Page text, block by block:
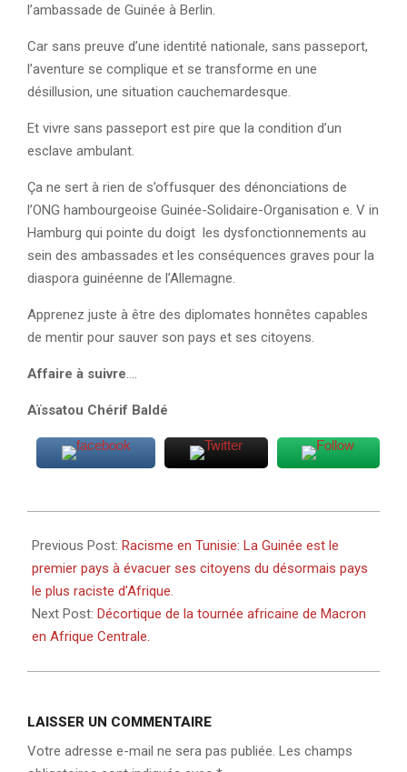
l’ambassade de Guinée à Berlin.
Car sans preuve d’une identité nationale, sans passeport,
l’aventure se complique et se transforme en une
désillusion, une situation cauchemardesque.
Et vivre sans passeport est pire que la condition d’un
esclave ambulant.
Ça ne sert à rien de s’offusquer des dénonciations de
l’ONG hambourgeoise Guinée-Solidaire-Organisation e. V in
Hamburg qui pointe du doigt les dysfonctionnements au
sein des ambassades et les conséquences graves pour la
diaspora guinéenne de l’Allemagne.
Apprenez juste à être des diplomates honnêtes capables
de mentir pour sauver son pays et ses citoyens.
Affaire à suivre….
Aïssatou Chérif Baldé
03-
05
Previous Post: Racisme en Tunisie: La Guinée est le
premier pays à évacuer ses citoyens du désormais pays
le plus raciste d’Afrique.
Next Post: Décortique de la tournée africaine de Macron
en Afrique Centrale.
LAISSER UN COMMENTAIRE
Votre adresse e-mail ne sera pas publiée. Les champs